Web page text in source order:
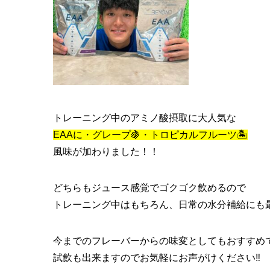
トレーニング中のアミノ酸摂取に大人気な
EAAに・グレープ🍇・トロピカルフルーツ🏝️
風味が加わりました！！
どちらもジュース感覚でゴクゴク飲めるので
トレーニング中はもちろん、日常の水分補給にも
今までのフレーバーからの味変としてもおすす
試飲も出来ますのでお気軽にお声がけください‼️